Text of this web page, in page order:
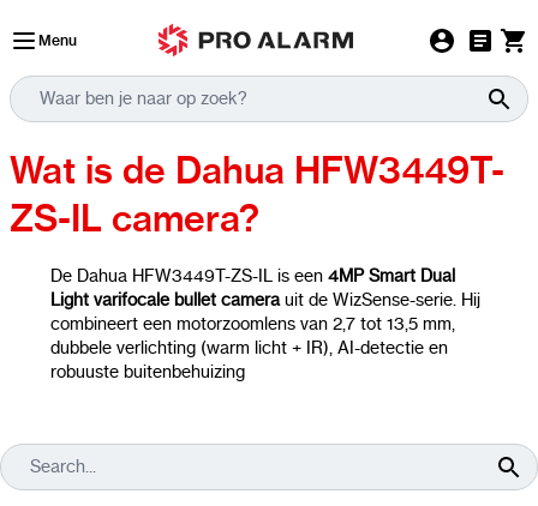
Menu
Wat is de Dahua HFW3449T-
ZS-IL camera?
De Dahua HFW3449T-ZS-IL is een 4MP Smart Dual
Light varifocale bullet camerauit de WizSense-serie. Hij
combineert een motorzoomlens van 2,7 tot 13,5 mm,
dubbele verlichting (warm licht + IR), AI-detectie en
robuuste buitenbehuizing